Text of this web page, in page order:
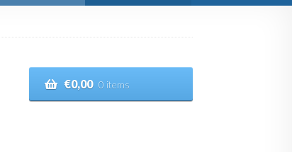
€0,00 0 items